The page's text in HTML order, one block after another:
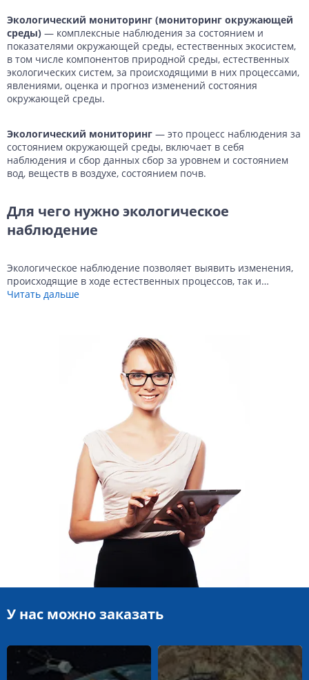
Экологический мониторинг (мониторинг окружающей
среды) — комплексные наблюдения за состоянием и
показателями окружающей среды, естественных экосистем,
в том числе компонентов природной среды, естественных
экологических систем, за происходящими в них процессами,
явлениями, оценка и прогноз изменений состояния
окружающей среды.
Экологический мониторинг — это процесс наблюдения за
состоянием окружающей среды, включает в себя
наблюдения и сбор данных сбор за уровнем и состоянием
вод, веществ в воздухе, состоянием почв.
Для чего нужно экологическое
наблюдение
Экологическое наблюдение позволяет выявить изменения,
происходящие в ходе естественных процессов, так и…
Читать дальше
У нас можно заказать